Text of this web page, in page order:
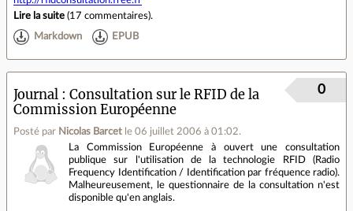
Lire la suite (17 commentaires).
Markdown EPUB
Journal
Consultation sur le RFID de la
Commission Européenne
Posté par Nicolas Barcet le 06 juillet 2006 à 01:02.
0
La Commission Européenne à ouvert une consultation
publique sur l'utilisation de la technologie RFID (Radio
Frequency Identification / Identification par fréquence radio).
Malheureusement, le questionnaire de la consultation n'est
disponible qu'en anglais.